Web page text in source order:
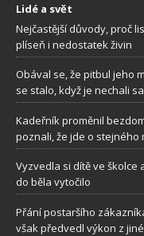
Lidé a svět
Nejčastější důvody, proč
plíseň i nedostatek živin
Obával se, že pitbul jeho
se stalo, když je nechali
Kadeřník proměnil
poznali, že jde o stejného
Vyzvedla si dítě ve školce
do běla vytočilo
Přání postaršího
však předvedl výkon z